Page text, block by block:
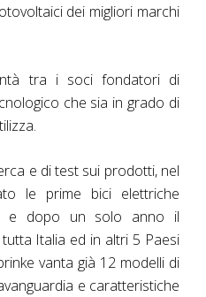
dei migliori marchi
tra i soci fondatori di
che sia in grado di
e di test sui prodotti, nel
le prime bici elettriche
e dopo un solo anno il
Italia ed in altri 5 Paesi
vanta già 12 modelli di
e caratteristiche